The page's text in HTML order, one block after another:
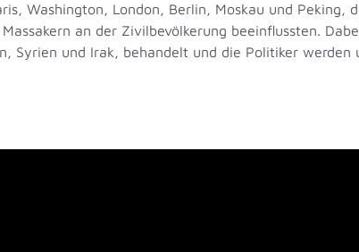
Washington, London, Berlin, Moskau und Peking,
an der Zivilbevölkerung beeinflussten.
Syrien und Irak, behandelt und die Politiker werden